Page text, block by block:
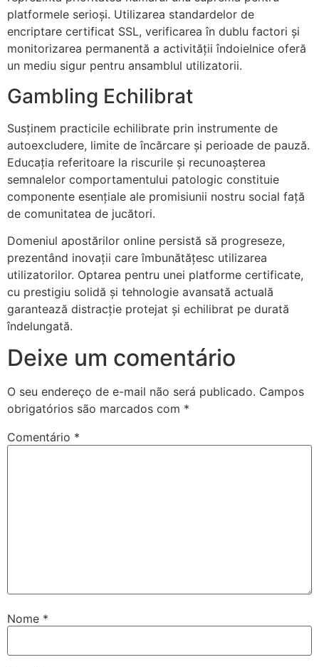
platformele serioși. Utilizarea standardelor de
encriptare certificat SSL, verificarea în dublu factori și
monitorizarea permanentă a activității îndoielnice oferă
un mediu sigur pentru ansamblul utilizatorii.
Gambling Echilibrat
Susținem practicile echilibrate prin instrumente de
autoexcludere, limite de încărcare și perioade de pauză.
Educația referitoare la riscurile și recunoașterea
semnalelor comportamentului patologic constituie
componente esențiale ale promisiunii nostru social față
de comunitatea de jucători.
Domeniul apostărilor online persistă să progreseze,
prezentând inovații care îmbunătățesc utilizarea
utilizatorilor. Optarea pentru unei platforme certificate,
cu prestigiu solidă și tehnologie avansată actuală
garantează distracție protejat și echilibrat pe durată
îndelungată.
Deixe um comentário
O seu endereço de e-mail não será publicado. Campos
obrigatórios são marcados com *
Comentário *
Nome *